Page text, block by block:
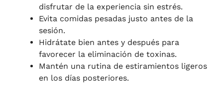
disfrutar de la experiencia sin estrés.
Evita comidas pesadas justo antes de la
sesión.
Hidrátate bien antes y después para
favorecer la eliminación de toxinas.
Mantén una rutina de estiramientos ligeros
en los días posteriores.